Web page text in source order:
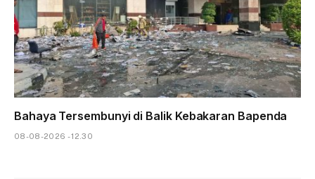
Bahaya Tersembunyi di Balik Kebakaran Bapenda
08-08-2026 - 12.30